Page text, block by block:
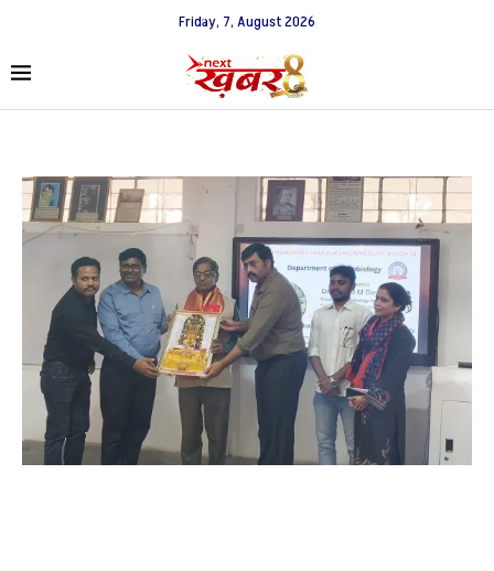
Friday, 7, August 2026